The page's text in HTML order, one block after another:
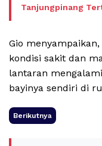
Tanjungpinang
Gio
kondisi sakit dan
lantaran
bayinya sendiri di
Berikutnya